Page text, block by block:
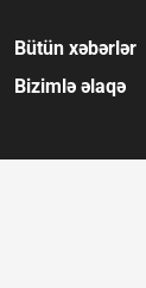
Bütün xəbərlər
Bizimlə əlaqə